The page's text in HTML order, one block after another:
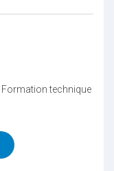
Formation technique